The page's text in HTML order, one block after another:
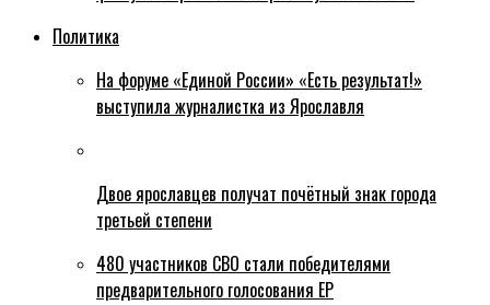
Политика
На форуме «Единой России» «Есть результат!»
выступила журналистка из Ярославля
Двое ярославцев получат почётный знак города
третьей степени
480 участников СВО стали победителями
предварительного голосования ЕР